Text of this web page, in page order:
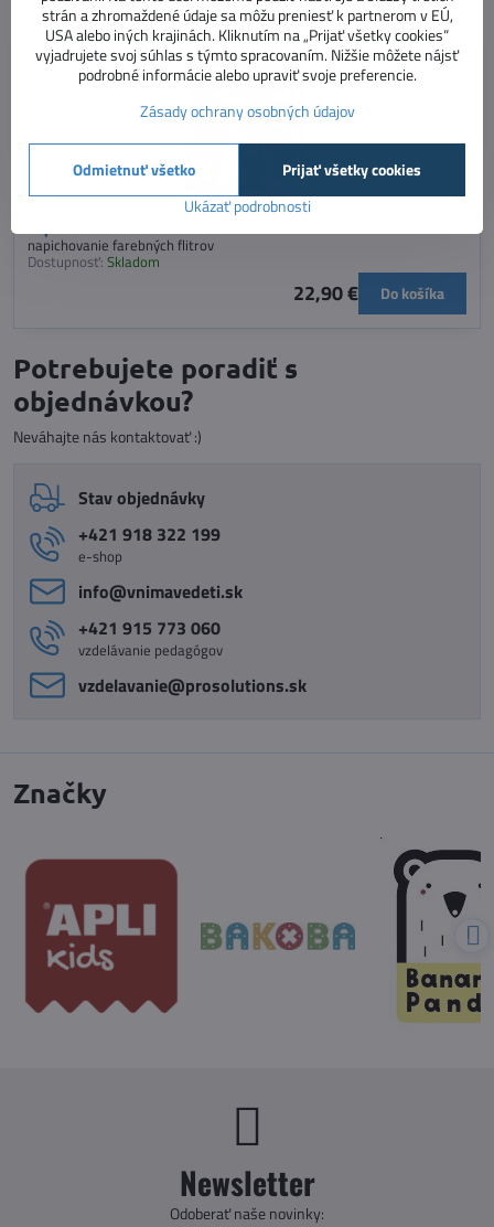
NOVINKA
napichovanie farebných flitrov
Dostupnosť: Skladom
22,90 € Do košíka
Potrebujete poradiť s
objednávkou?
Neváhajte nás kontaktovať :)
Stav objednávky
+421 918 322 199
e-shop
info​@vnimavedeti​.sk
+421 915 773 060
vzdelávanie pedagógov
vzdelavanie​@prosolutions​.sk
Značky
Newsletter
Odoberať naše novinky:
strán a zhromaždené údaje sa môžu preniesť k partnerom v EÚ,
USA alebo iných krajinách. Kliknutím na „Prijať všetky cookies“
vyjadrujete svoj súhlas s týmto spracovaním. Nižšie môžete nájsť
podrobné informácie alebo upraviť svoje preferencie.
Zásady ochrany osobných údajov
Ukázať podrobnosti
Prijať všetky cookies
Odmietnuť všetko